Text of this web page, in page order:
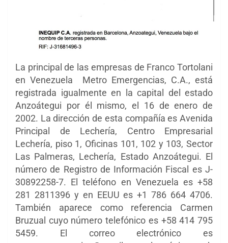
La principal de las empresas de Franco Tortolani
en Venezuela Metro Emergencias, C.A., está
registrada igualmente en la capital del estado
Anzoátegui por él mismo, el 16 de enero de
2002. La dirección de esta compañía es Avenida
Principal de Lechería, Centro Empresarial
Lechería, piso 1, Oficinas 101, 102 y 103, Sector
Las Palmeras, Lechería, Estado Anzoátegui. El
número de Registro de Información Fiscal es J-
30892258-7. El teléfono en Venezuela es +58
281 2811396 y en EEUU es +1 786 664 4706.
También aparece como referencia Carmen
Bruzual cuyo número telefónico es +58 414 795
5459. El correo electrónico es